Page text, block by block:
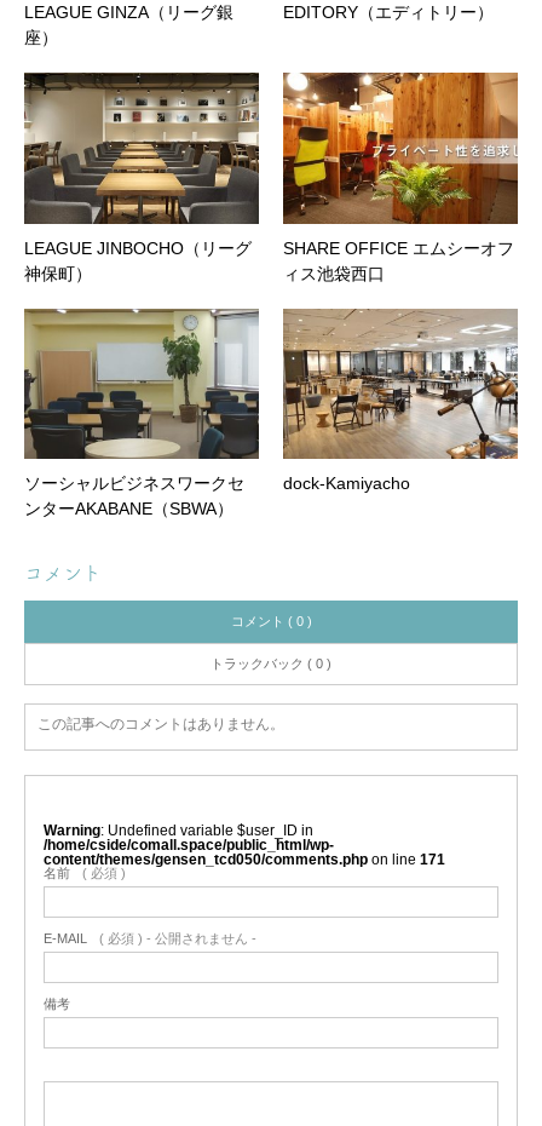
LEAGUE GINZA（リーグ銀
座）
EDITORY（エディトリー）
LEAGUE JINBOCHO（リーグ
神保町）
SHARE OFFICE エムシーオフ
ィス池袋西口
ソーシャルビジネスワークセ
ンターAKABANE（SBWA）
dock-Kamiyacho
コメント
コメント ( 0 )
トラックバック ( 0 )
この記事へのコメントはありません。
Warning : Undefined variable $user_ID in
/home/cside/comall.space/public_html/wp-
content/themes/gensen_tcd050/comments.php on line 171
名前 ( 必須 )
E-MAIL ( 必須 ) - 公開されません -
備考